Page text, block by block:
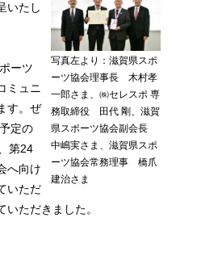
写真左より：滋賀県スポ
ーツ協会理事長 木村孝
一郎さま、㈱セレスポ 専
務取締役 田代 剛、滋賀
県スポーツ協会副会長
中嶋実さま、滋賀県スポ
ーツ協会常務理事 橋爪
建治さま
いたし
ーツ
ミュニ
す。ぜ
定の
第24
へ向け
いただ
ただきました。